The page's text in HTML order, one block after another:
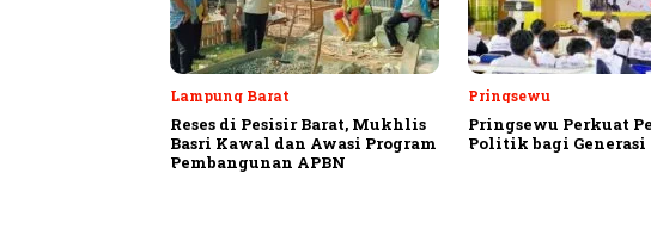
Lampung Barat
Reses di Pesisir Barat, Mukhlis
Basri Kawal dan Awasi Program
Pembangunan APBN
Pringsewu
Pringsewu Perkuat
Politik bagi Generasi